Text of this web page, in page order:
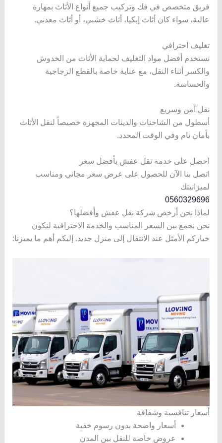
فريق متخصص في فك وتركيب جميع أنواع الأثاث بمهارة
عالية، سواء كان أثاث إيكيا، أثاث خشبي، أو أثاث معدني.
تغليف احترافي
نستخدم أفضل مواد التغليف لحماية الأثاث من الخدوش
والكسر أثناء النقل، مع عناية خاصة بالقطع الزجاجية
والحساسة.
نقل آمن وسريع
أسطول من الشاحنات والدينات المجهزة خصيصاً لنقل الأثاث
بأمان تام وفي الوقت المحدد.
احصل على خدمة نقل عفش بأفضل سعر
اتصل بنا الآن للحصول على عرض سعر مجاني ومناسب
لميزانيتك
0560329696
لماذا نحن أرخص شركة نقل عفش وأفضلها؟
نحن نجمع بين السعر المناسب والخدمة الاحترافية لنكون
خياركم الأمثل عند الانتقال إلى منزل جديد. إليكم أهم ما يميزنا:
أسعار تنافسية وشفافة
أسعار واضحة بدون رسوم خفية
عروض خاصة للنقل بين المدن